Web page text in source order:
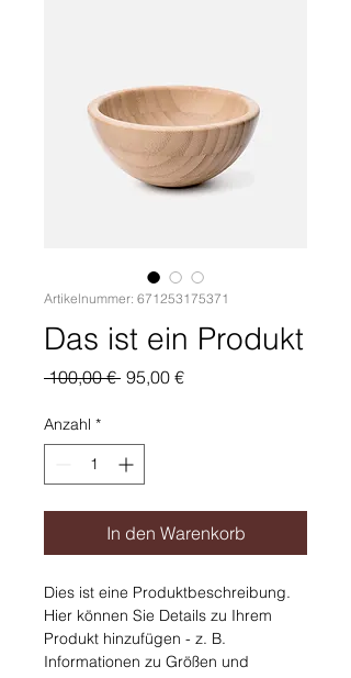
Artikelnummer: 671253175371
Das ist ein Produkt
100,00 € Standardpreis
95,00 €Sale-
Anzahl *
In den Warenkorb
Dies ist eine Produktbeschreibung.
Hier können Sie Details zu Ihrem
Produkt hinzufügen - z. B.
Informationen zu Größen und